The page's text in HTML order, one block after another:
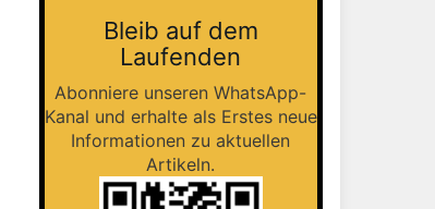
Bleib auf dem
Laufenden
Abonniere unseren WhatsApp-
Kanal und erhalte als Erstes neue
Informationen zu aktuellen
Artikeln.